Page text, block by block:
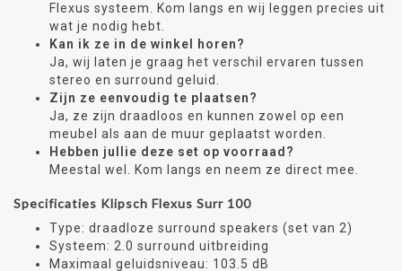
Flexus systeem. Kom langs en wij leggen precies uit
wat je nodig hebt.
Kan ik ze in de winkel horen?
Ja, wij laten je graag het verschil ervaren tussen
stereo en surround geluid.
Zijn ze eenvoudig te plaatsen?
Ja, ze zijn draadloos en kunnen zowel op een
meubel als aan de muur geplaatst worden.
Hebben jullie deze set op voorraad?
Meestal wel. Kom langs en neem ze direct mee.
Specificaties Klipsch Flexus Surr 100
Type: draadloze surround speakers (set van 2)
Systeem: 2.0 surround uitbreiding
Maximaal geluidsniveau: 103.5 dB